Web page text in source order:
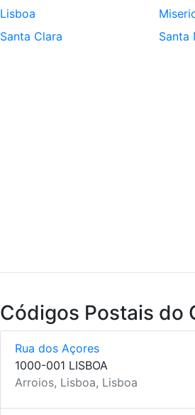
Lisboa
Santa Clara
Santa
Códigos Postais do
Rua dos Açores
1000-001 LISBOA
Arroios, Lisboa, Lisboa